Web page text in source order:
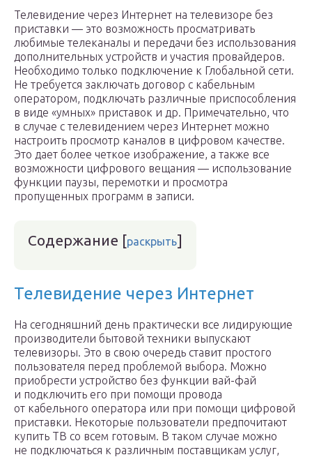
Телевидение через Интернет на телевизоре без
приставки — это возможность просматривать
любимые телеканалы и передачи без использования
дополнительных устройств и участия провайдеров.
Необходимо только подключение к Глобальной сети.
Не требуется заключать договор с кабельным
оператором, подключать различные приспособления
в виде «умных» приставок и др. Примечательно, что
в случае с телевидением через Интернет можно
настроить просмотр каналов в цифровом качестве.
Это дает более четкое изображение, а также все
возможности цифрового вещания — использование
функции паузы, перемотки и просмотра
пропущенных программ в записи.
Содержание [раскрыть]
Телевидение через Интернет
На сегодняшний день практически все лидирующие
производители бытовой техники выпускают
телевизоры. Это в свою очередь ставит простого
пользователя перед проблемой выбора. Можно
приобрести устройство без функции вай-фай
и подключить его при помощи провода
от кабельного оператора или при помощи цифровой
приставки. Некоторые пользователи предпочитают
купить ТВ со всем готовым. В таком случае можно
не подключаться к различным поставщикам услуг,